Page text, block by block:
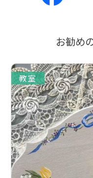
お勧め
教室